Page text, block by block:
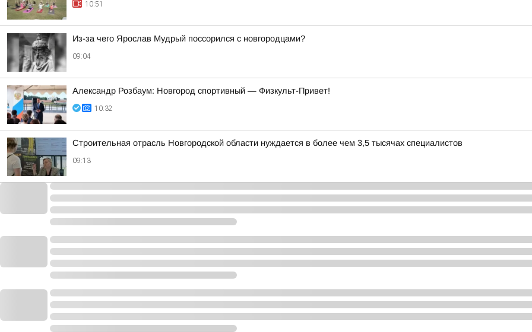
10:51
Из-за чего Ярослав Мудрый поссорился с новгородцами?
09:04
Александр Розбаум: Новгород спортивный — Физкульт-Привет!
10:32
Строительная отрасль Новгородской области нуждается в более чем 3,5 тысячах специалистов
09:13